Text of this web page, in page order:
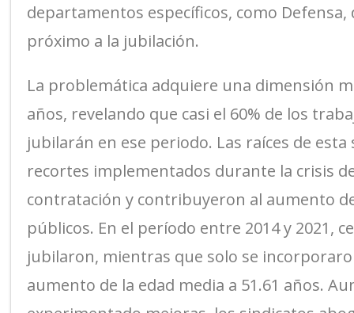
departamentos específicos, como
próximo a la jubilación.
La problemática adquiere una dimensión
años, revelando que casi el 60% de los
jubilarán en ese periodo. Las raíces de
recortes implementados durante la crisis
contratación y contribuyeron al aumento
públicos. En el período entre 2014 y 2021,
jubilaron, mientras que solo se
aumento de la edad media a 51.61 años.